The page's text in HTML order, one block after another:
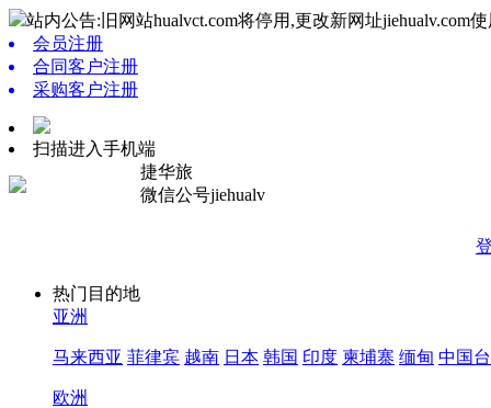
站内公告:旧网站hualvct.com将停用,更改新网址jiehualv.com
会员注册
合同客户注册
采购客户注册
扫描进入手机端
捷华旅
微信公号jiehualv
热门目的地
亚洲
马来西亚 菲律宾 越南 日本 韩国 印度 柬埔寨 缅甸 中国
欧洲